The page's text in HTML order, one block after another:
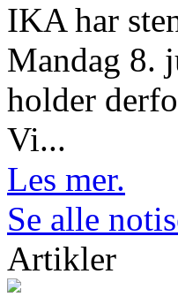
IKA har
Mandag 8.
holder
Vi...
Les mer.
Se alle
Artikler